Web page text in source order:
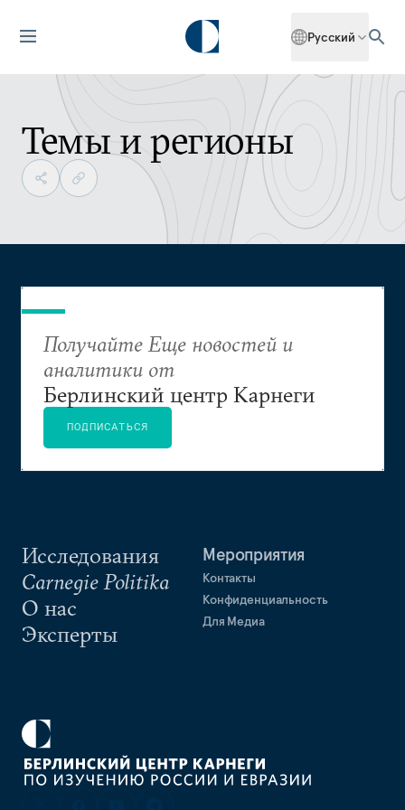
Русский
Темы и регионы
Исследования
Carnegie Politika
О нас
Эксперты
Мероприятия
Контакты
Конфиденциальность
Для Медиа
Получайте Еще новостей и
аналитики от
Берлинский центр Карнеги
ПОДПИСАТЬСЯ